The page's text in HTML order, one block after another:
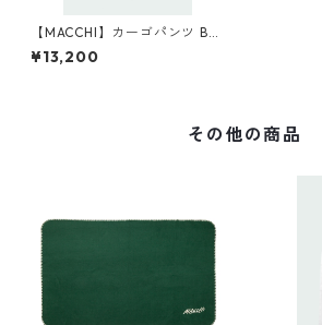
【MACCHI】カーゴパンツ BLA
CK
¥13,200
その他の商品